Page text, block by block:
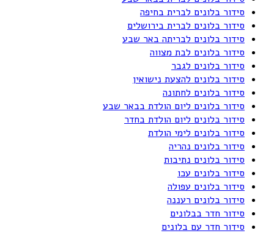
סידור בלונים לברית בחיפה
סידור בלונים לברית בירושלים
סידור בלונים לבריתה באר שבע
סידור בלונים לבת מצווה
סידור בלונים לגבר
סידור בלונים להצעת נישואין
סידור בלונים לחתונה
סידור בלונים ליום הולדת בבאר שבע
סידור בלונים ליום הולדת בחדר
סידור בלונים לימי הולדת
סידור בלונים נהריה
סידור בלונים נתיבות
סידור בלונים עכו
סידור בלונים עפולה
סידור בלונים רעננה
סידור חדר בבלונים
סידור חדר עם בלונים